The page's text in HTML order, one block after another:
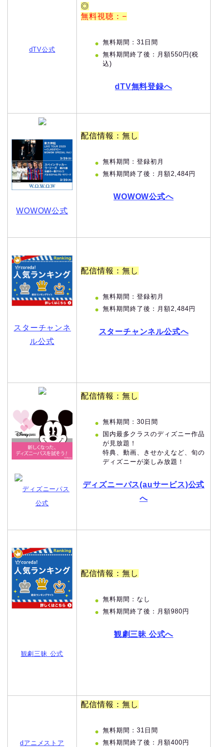
dTV公式
◎
無料視聴：−
無料期間：31日間
無料期間終了後：月額550円(税
込)
dTV無料登録へ
WOWOW公式
配信情報：無し
無料期間：登録初月
無料期間終了後：月額2,484円
WOWOW公式へ
スターチャンネ
ル公式
配信情報：無し
無料期間：登録初月
無料期間終了後：月額2,484円
スターチャンネル公式へ
ディズニーパス
公式
配信情報：無し
無料期間：30日間
国内最多クラスのディズニー作品
が見放題！
特典、動画、きせかえなど、旬の
ディズニーが楽しみ放題！
ディズニーパス(auサービス)公式
へ
観劇三昧 公式
配信情報：無し
無料期間：なし
無料期間終了後：月額980円
観劇三昧 公式へ
dアニメストア
配信情報：無し
無料期間：31日間
無料期間終了後：月額400円